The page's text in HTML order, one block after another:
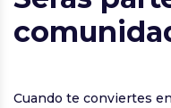
Cuando te conviertes